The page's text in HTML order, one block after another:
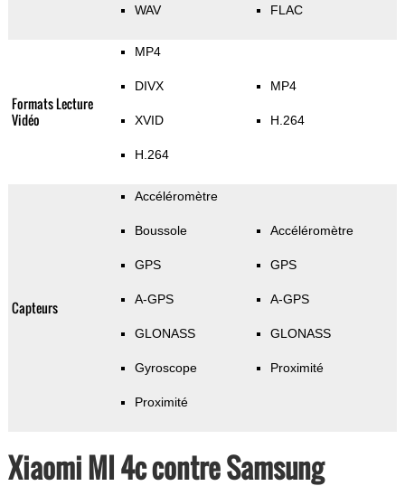
WAV FLAC
Formats Lecture
Vidéo
MP4
DIVX
XVID
H.264
MP4
H.264
Capteurs
Accéléromètre
Boussole
GPS
A-GPS
GLONASS
Gyroscope
Proximité
Accéléromètre
GPS
A-GPS
GLONASS
Proximité
Xiaomi MI 4c contre Samsung